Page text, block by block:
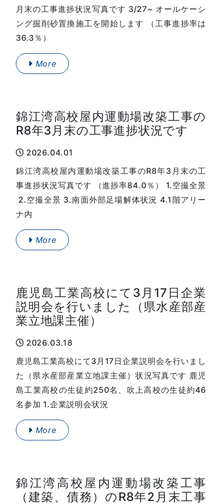
月末の工事進捗状況写真です 3/27~ オールケーシ
ング掘削砂置換施工を開始します （工事進捗率は
36.3％）
More
錦江湾高校屋内運動場改築工事の
R8年3月末の工事進捗状況です
2026.04.01
錦江湾高校屋内運動場改築工事のR8年3月末の工
事進捗状況写真です （進捗率84.0％） 1.空撮全景
2.空撮全景 3.南面外部足場解体状況 4.1階アリー
ナ内
More
鹿児島工業高校にて3月17日企業
説明会を行いました（県水産部産
業立地課主催）
2026.03.18
鹿児島工業高校にて3月17日企業説明会を行いまし
た（県水産部産業立地課主催）状況写真です 鹿児
島工業高校の生徒約250名、吹上高校の生徒約46
名参加 1.企業説明会状況
More
錦江湾高校屋内運動場改築工事
（建築、債務）のR8年2月末工事